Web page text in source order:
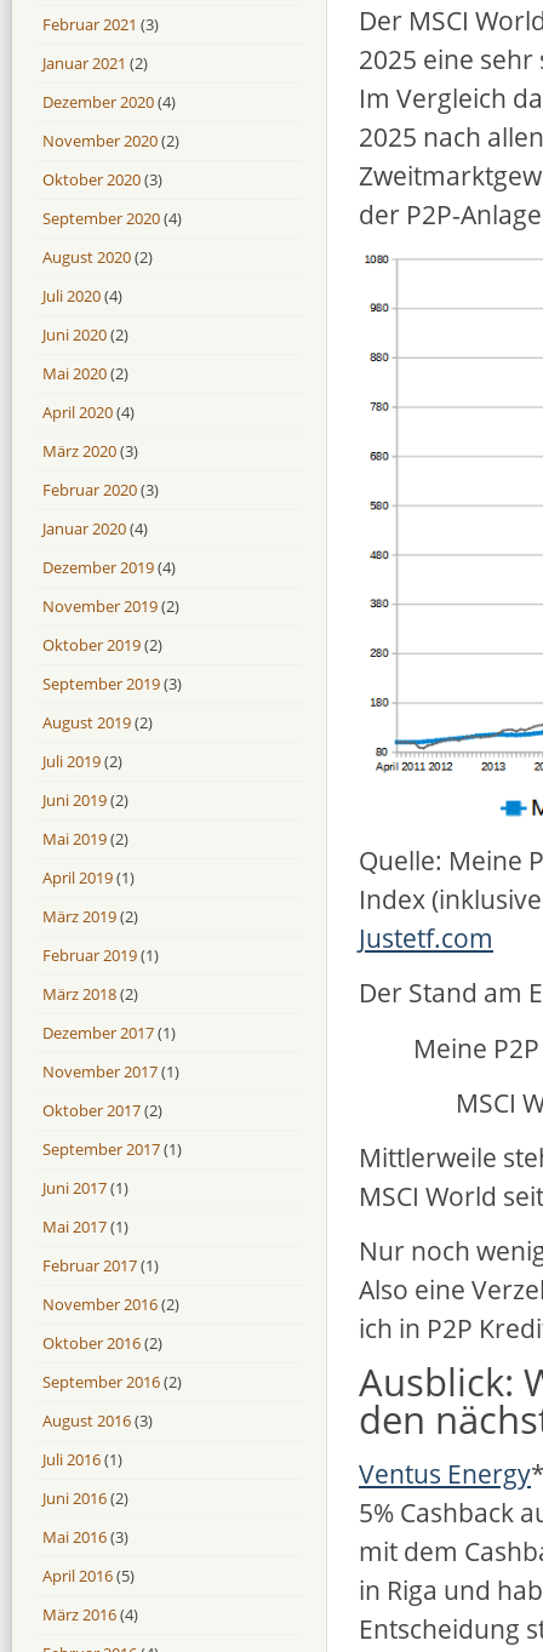
Der MSCI
2025 eine sehr
Im Vergleich
2025 nach
der P2P-
Quelle: Meine
Index
Justetf.com
Der Stand am
Meine
MSCI
Mittlerweile
MSCI World
Nur noch
Also eine
ich in P2P
Ausblick:
den
Ventus Energy
5% Cashback
mit dem
in Riga und
Entscheidung
Februar 2021 (3)
Januar 2021 (2)
Dezember 2020(4)
November 2020(2)
Oktober 2020(3)
September 2020(4)
August 2020(2)
Juli 2020(4)
Juni 2020(2)
Mai 2020(2)
April 2020(4)
März 2020(3)
Februar 2020(3)
Januar 2020(4)
Dezember 2019(4)
November 2019(2)
Oktober 2019(2)
September 2019(3)
August 2019(2)
Juli 2019(2)
Juni 2019(2)
Mai 2019(2)
April 2019(1)
März 2019(2)
Februar 2019(1)
März 2018(2)
Dezember 2017(1)
November 2017(1)
Oktober 2017(2)
September 2017(1)
Juni 2017(1)
Mai 2017(1)
Februar 2017(1)
November 2016(2)
Oktober 2016(2)
September 2016(2)
August 2016(3)
Juli 2016(1)
Juni 2016(2)
Mai 2016(3)
April 2016(5)
März 2016(4)